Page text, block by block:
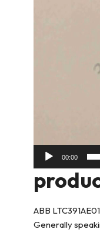
00:00
ABB
Generally